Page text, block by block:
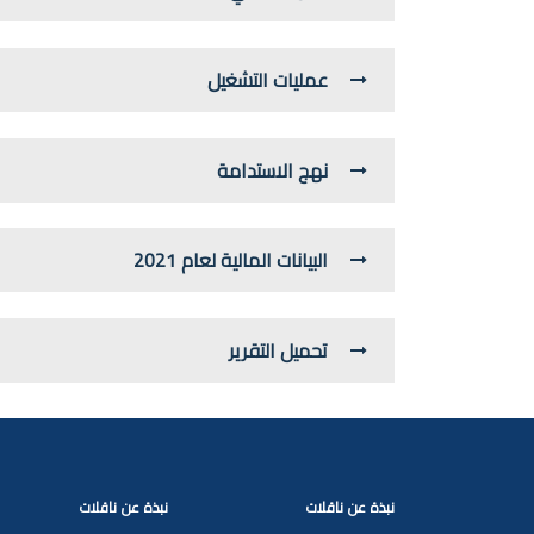
عمليات التشغيل
نهج الاستدامة
البيانات المالية لعام 2021
تحميل التقرير
نبذة عن ناقلات نبذة عن ناقلات